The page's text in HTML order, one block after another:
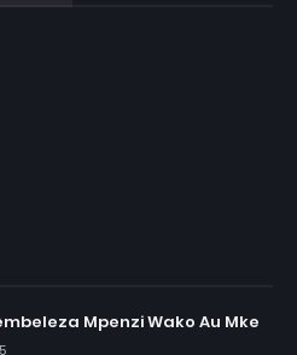
Mpenzi Wako Au Mke